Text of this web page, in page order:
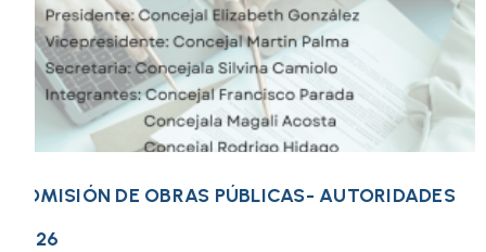
COMISIÓN DE OBRAS PÚBLICAS- AUTORIDADES
2026